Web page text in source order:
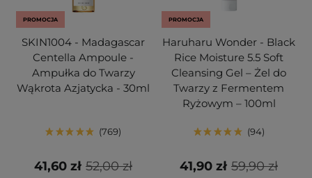
PROMOCJA
SKIN1004 - Madagascar
Centella Ampoule -
Ampułka do Twarzy
Wąkrota Azjatycka - 30ml
769
52,00 zł
41,60 zł
PROMOCJA
Haruharu Wonder - Black
Rice Moisture 5.5 Soft
Cleansing Gel – Żel do
Twarzy z Fermentem
Ryżowym – 100ml
94
59,90 zł
41,90 zł